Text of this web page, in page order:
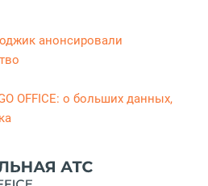
анонсировали
OFFICE: о больших данных,